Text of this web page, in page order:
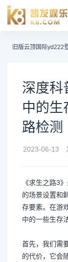
旧版云顶国际yd222
深度科
中的生
路检测
2023-06-13
《求生之路3
的场景设置和
存要素。在游
中的一些生存
首先，我们需
的代价，它会